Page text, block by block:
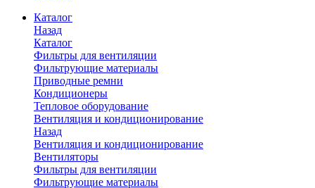
Каталог
Назад
Каталог
Фильтры для вентиляции
Фильтрующие материалы
Приводные ремни
Кондиционеры
Тепловое оборудование
Вентиляция и кондиционирование
Назад
Вентиляция и кондиционирование
Вентиляторы
Фильтры для вентиляции
Фильтрующие материалы